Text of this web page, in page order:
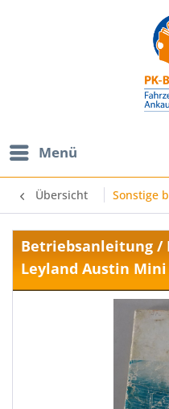
Menü
Übersicht Sonstige
Betriebsanleitung /
Leyland Austin Mini